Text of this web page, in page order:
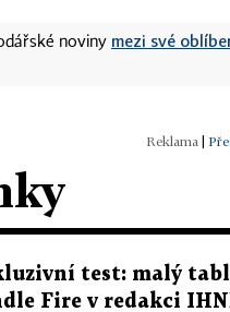
noviny mezi své
|
test: malý
Fire v redakci